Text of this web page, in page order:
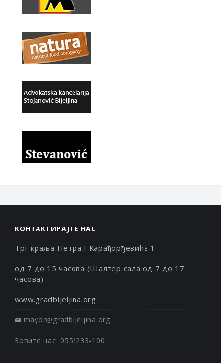
КОНТАКТИРАЈТЕ НАС
Трг краља Петра I Карађорђевића 1
од 7 до 15 часова (Шалтер сала од 7 до 17
часова)
www.gradbijeljina.org
mayor@gradbijeljina.org
Зовите нас: 055/233-100